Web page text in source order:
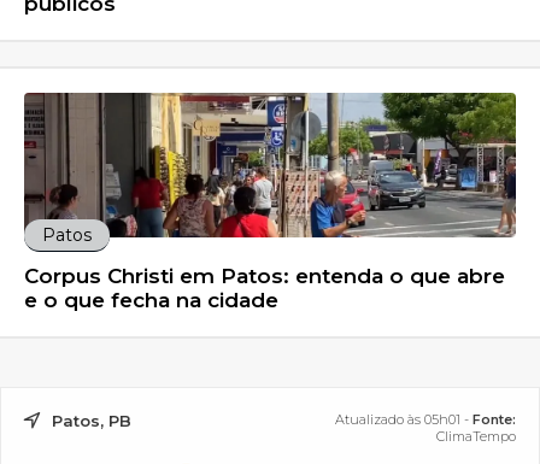
Patos
Corpus Christi em Patos: entenda o que abre
e o que fecha na cidade
Patos, PB Atualizado às 05h01 - Fonte:
ClimaTempo